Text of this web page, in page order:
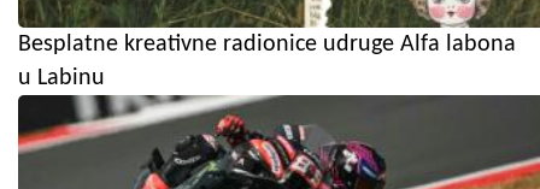
Besplatne kreativne radionice udruge Alfa labona
u Labinu